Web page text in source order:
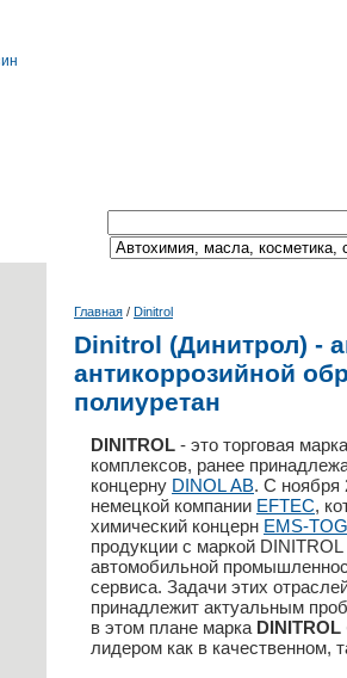
Главная / Dinitrol
Dinitrol (Динитрол) -
антикоррозийной
полиуретан
DINITROL - это торговая
комплексов, ранее
концерну DINOL АВ. С ноября
немецкой компании EFTEC,
химический концерн EMS-
продукции с маркой
автомобильной
сервиса. Задачи этих
принадлежит актуальным
в этом плане марка DINITROL
лидером как в качественном,